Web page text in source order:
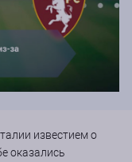
известием о
оказались